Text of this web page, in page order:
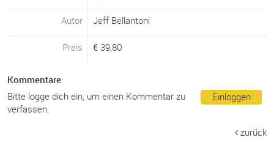
Autor Jeff Bellantoni
Preis € 39,80
Kommentare
Einloggen
Bitte logge dich ein, um einen Kommentar zu
verfassen.
zurück